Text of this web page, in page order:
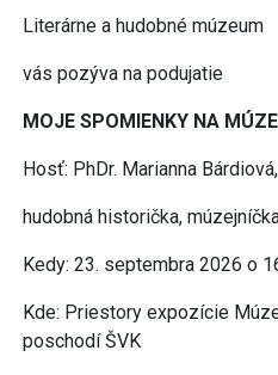
Literárne a hudobné múzeum
vás pozýva na podujatie
MOJE SPOMIENKY NA
Hosť: PhDr. Marianna
hudobná historička,
Kedy: 23. septembra 2026 o
Kde: Priestory expozície
poschodí ŠVK